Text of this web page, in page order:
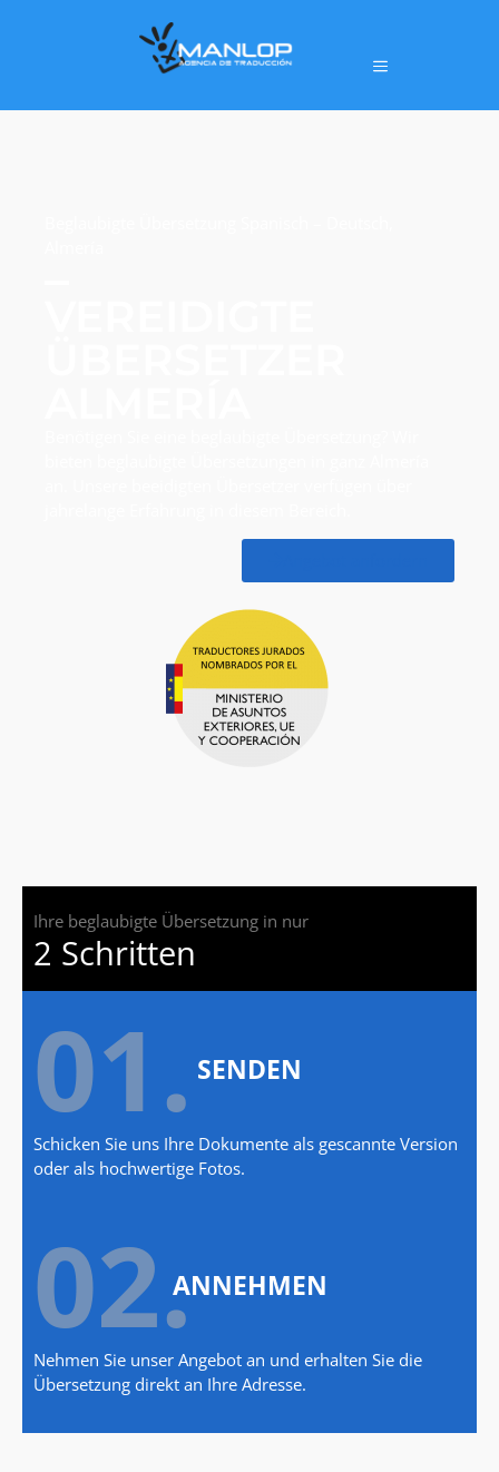
Ihre beglaubigte Übersetzung in nur
2 Schritten
01. SENDEN
Schicken Sie uns Ihre Dokumente als gescannte Version
oder als hochwertige Fotos.
02.ANNEHMEN
Nehmen Sie unser Angebot an und erhalten Sie die
Übersetzung direkt an Ihre Adresse.